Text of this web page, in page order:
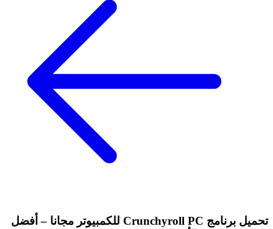
تحميل برنامج Crunchyroll PC للكمبيوتر مجانا – أفضل